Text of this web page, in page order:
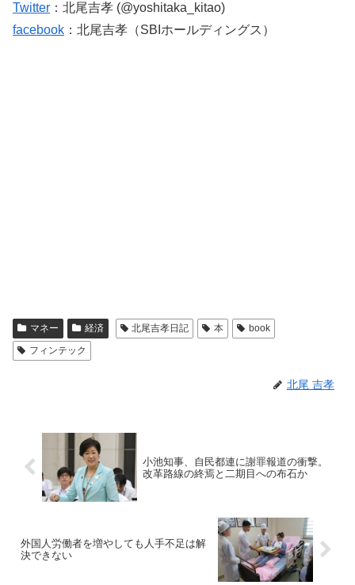
Twitter ：北尾吉孝 (@yoshitaka_kitao)
facebook ：北尾吉孝（SBIホールディングス）
マネー 経済 北尾吉孝日記 本
book
フィンテック
北尾 吉孝
小池知事、自民都連に謝罪報道の衝撃。
改革路線の終焉と二期目への布石か
外国人労働者を増やしても人手不足は解
決できない